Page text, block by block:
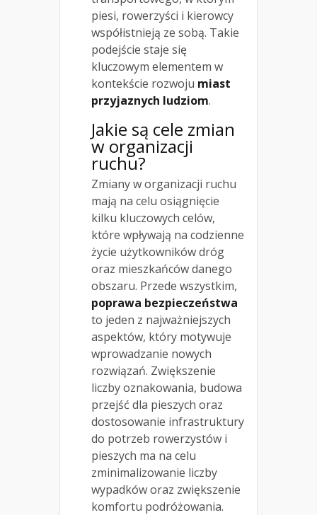
piesi, rowerzyści i kierowcy
współistnieją ze sobą. Takie
podejście staje się
kluczowym elementem w
kontekście rozwoju miast
przyjaznych ludziom.
Jakie są cele zmian
w organizacji
ruchu?
Zmiany w organizacji ruchu
mają na celu osiągnięcie
kilku kluczowych celów,
które wpływają na codzienne
życie użytkowników dróg
oraz mieszkańców danego
obszaru. Przede wszystkim,
poprawa bezpieczeństwa
to jeden z najważniejszych
aspektów, który motywuje
wprowadzanie nowych
rozwiązań. Zwiększenie
liczby oznakowania, budowa
przejść dla pieszych oraz
dostosowanie infrastruktury
do potrzeb rowerzystów i
pieszych ma na celu
zminimalizowanie liczby
wypadków oraz zwiększenie
komfortu podróżowania.